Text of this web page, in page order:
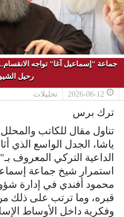
جماعة "إسماعيل آغا" تواجه
رحيل
2026-06-12 تحليلات
ترك برس
تناول مقال للكاتب
ياشا، الجدل الواسع الذي
الداعية التركي المعروف
استمرار شيخ جماعة
محمود أفندي في إدارة
قبره، وما ترتب على ذلك
وفكرية داخل الأوساط